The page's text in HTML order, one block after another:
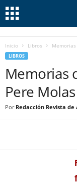
Inicio Libros
LIBROS
Memorias
Pere
Por Redacción Revista de